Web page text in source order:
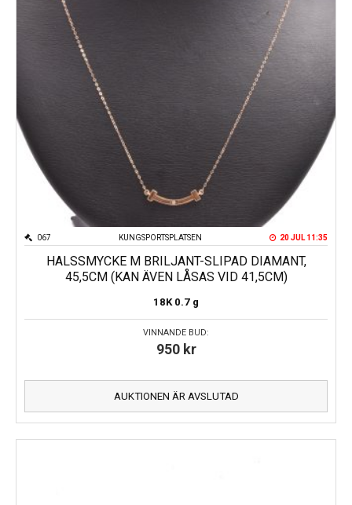
KUNGSPORTSPLATSEN
067 20 JUL 11:35
HALSSMYCKE M BRILJANT-SLIPAD DIAMANT,
45,5CM (KAN ÄVEN LÅSAS VID 41,5CM)
18K 0.7 g
VINNANDE BUD:
950 kr
AUKTIONEN ÄR AVSLUTAD